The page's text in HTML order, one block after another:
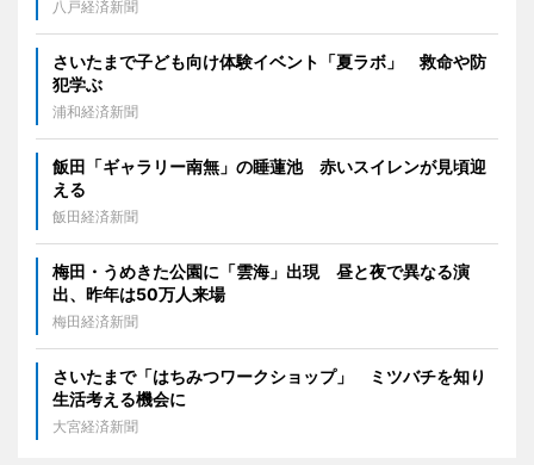
八戸経済新聞
さいたまで子ども向け体験イベント「夏ラボ」 救命や防
犯学ぶ
浦和経済新聞
飯田「ギャラリー南無」の睡蓮池 赤いスイレンが見頃迎
える
飯田経済新聞
梅田・うめきた公園に「雲海」出現 昼と夜で異なる演
出、昨年は50万人来場
梅田経済新聞
さいたまで「はちみつワークショップ」 ミツバチを知り
生活考える機会に
大宮経済新聞